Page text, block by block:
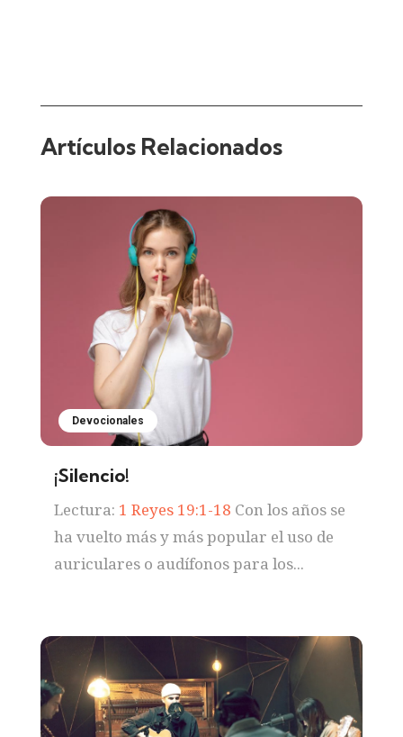
Artículos Relacionados
Devocionales
¡Silencio!
Lectura: 1 Reyes 19:1-18 Con los años se
ha vuelto más y más popular el uso de
auriculares o audífonos para los...